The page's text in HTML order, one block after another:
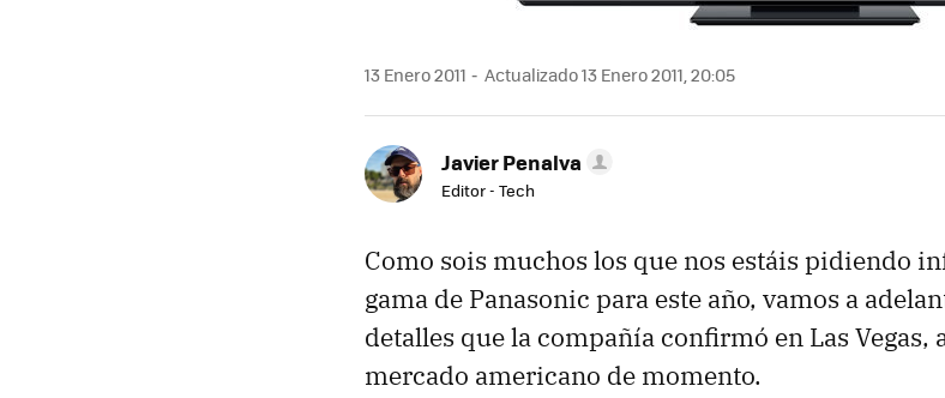
13 Enero 2011 Actualizado 13 Enero 2011, 20:05
Javier Penalva
Editor - Tech
Como sois muchos los que nos estáis pidiendo
gama de Panasonic para este año, vamos a
detalles que la compañía confirmó en Las Vegas,
mercado americano de momento.